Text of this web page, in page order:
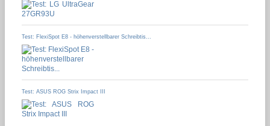
Test: FlexiSpot E8 - höhenverstellbarer Schreibtis...
Test: ASUS ROG Strix Impact III